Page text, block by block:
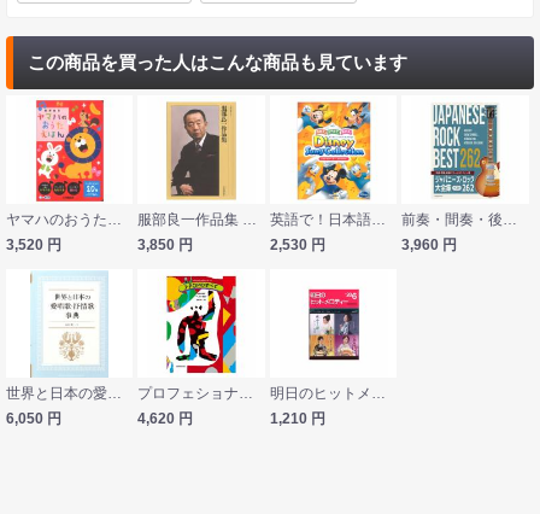
この商品を買った人はこんな商品も見ています
ヤマハのおうたえほん ヤマハミュージックメディア
3,520 円
服部良一作品集 全音楽譜出版社
3,850 円
英語で！日本語で！歌おう♪ ディズニー・ソング・コレクション レット・イット・ゴー〜ありのままで〜 ヤマハミュージックメディア
2,530 円
前奏・間奏・後奏付 コードメロディー譜 ジャパニーズロック大全集 ベスト262 全音楽譜出版社
3,960 円
世界と日本の愛唱歌 抒情歌事典 ヤマハミュージックメディア
6,050 円
プロフェショナルユース J-POPのすべて 新曲増補版 ベスト367 全音楽譜出版社
4,620 円
明日のヒットメロディー'20-06 ナレーション・歌唱アドバイス付／カラオケ倶楽部／独奏ギター名曲選／ハーモニカで演歌 全音楽譜出版社
1,210 円